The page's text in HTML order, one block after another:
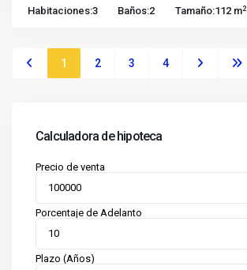
Habitaciones:3 Baños:2 Tamaño:112 m2
1 2 3 4
Calculadora de hipoteca
Precio de venta
Porcentaje de Adelanto
Plazo (Años)